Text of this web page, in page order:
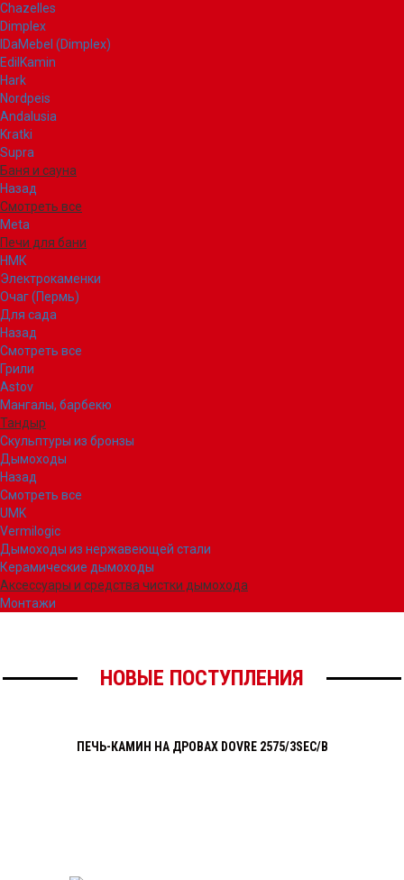
Chazelles
Dimplex
IDaMebel (Dimplex)
EdilKamin
Hark
Nordpeis
Andalusia
Kratki
Supra
Баня и сауна
Назад
Смотреть все
Meta
Печи для бани
НМК
Электрокаменки
Очаг (Пермь)
Для сада
Назад
Смотреть все
Грили
Astov
Мангалы, барбекю
Тандыр
Скульптуры из бронзы
Дымоходы
Назад
Смотреть все
UMK
Vermilogic
Дымоходы из нержавеющей стали
Керамические дымоходы
Аксессуары и средства чистки дымохода
Монтажи
НОВЫЕ ПОСТУПЛЕНИЯ
ПЕЧЬ-КАМИН НА ДРОВАХ DOVRE 2575/3SEC/B